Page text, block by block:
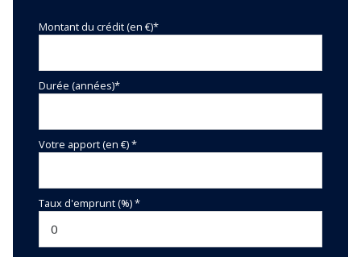
Montant du crédit (en €)*
Durée (années)*
Votre apport (en €) *
Taux d'emprunt (%) *